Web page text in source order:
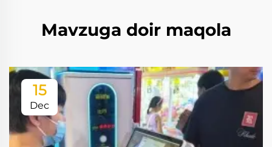
Mavzuga doir maqola
15
Dec